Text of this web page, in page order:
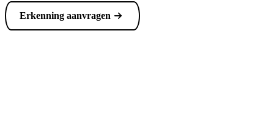
Erkenning aanvragen